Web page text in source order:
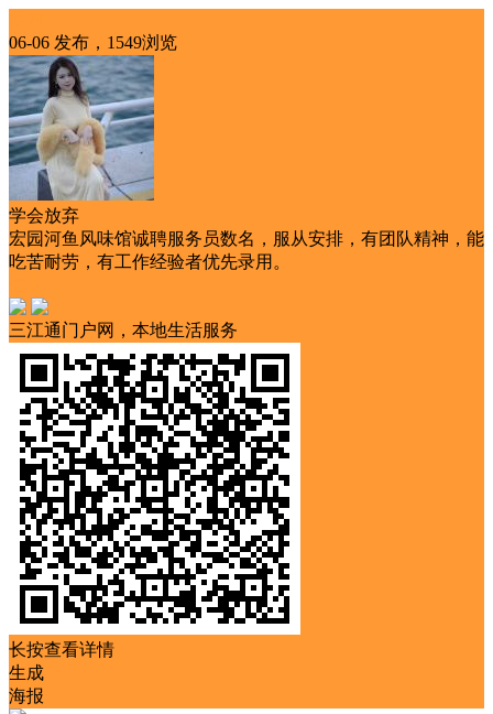
06-06 发布，1549浏览
学会放弃
宏园河鱼风味馆诚聘服务员数名，服从安排，有团队精神，能
吃苦耐劳，有工作经验者优先录用。
三江通门户网，本地生活服务
长按查看详情
生成
海报